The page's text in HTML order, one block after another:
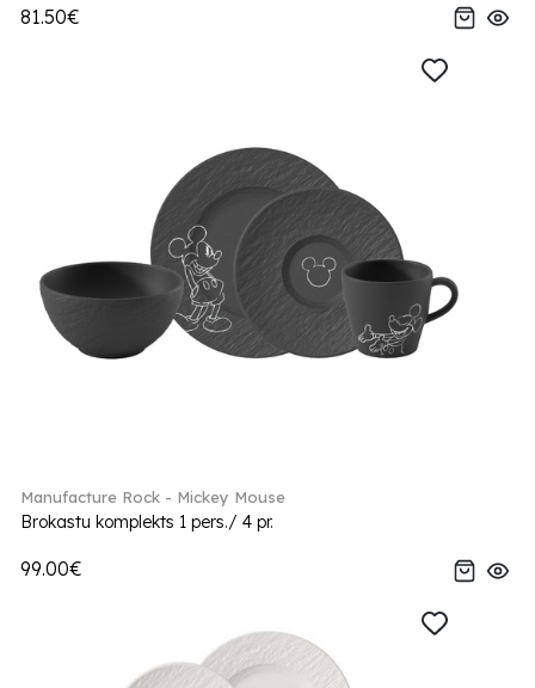
81.50€
Manufacture Rock - Mickey Mouse
Brokastu komplekts 1 pers./ 4 pr.
99.00€